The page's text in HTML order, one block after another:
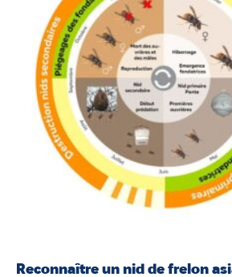
Reconnaître un nid de frelon